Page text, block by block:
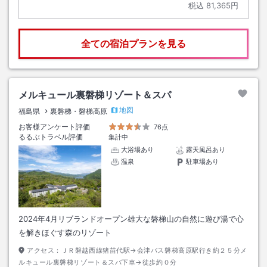
税込 81,365円
全ての宿泊プランを見る
メルキュール裏磐梯リゾート＆スパ
福島県 裏磐梯・磐梯高原
地図
お客様アンケート評価
76点
るるぶトラベル評価
集計中
大浴場あり
露天風呂あり
温泉
駐車場あり
2024年4月リブランドオープン雄大な磐梯山の自然に遊び湯で心
を解きほぐす森のリゾート
アクセス：
ＪＲ磐越西線猪苗代駅→会津バス磐梯高原駅行き約２５分メ
ルキュール裏磐梯リゾート＆スパ下車→徒歩約０分